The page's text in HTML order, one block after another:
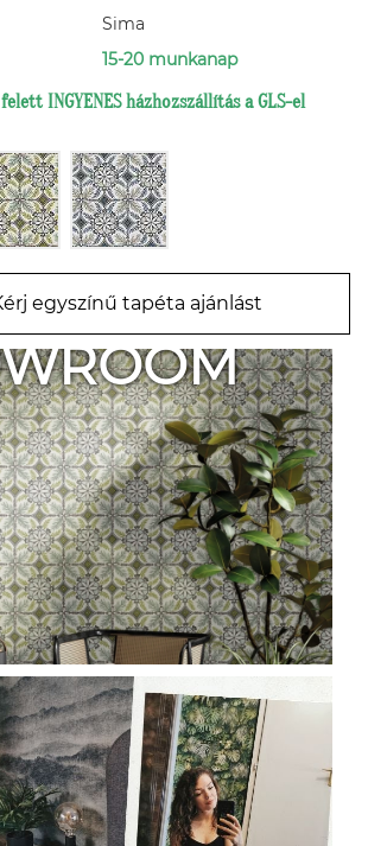
Sima
15-20 munkanap
INGYENES házhozszállítás a GLS-el
egyszínű tapéta ajánlást